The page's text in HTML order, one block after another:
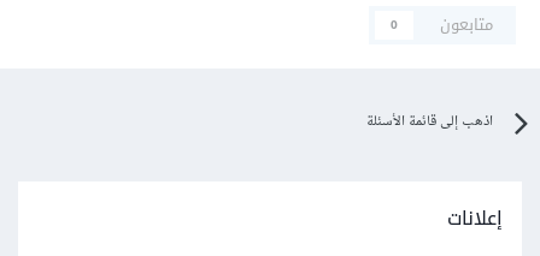
متابعون
0
اذهب إلى قائمة الأسئلة
إعلانات